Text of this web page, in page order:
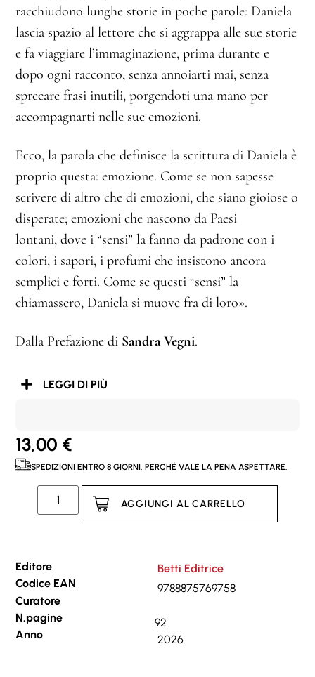
racchiudono lunghe storie in poche parole: Daniela
lascia spazio al lettore che si aggrappa alle sue storie
e fa viaggiare l’immaginazione, prima durante e
dopo ogni racconto, senza annoiarti mai, senza
sprecare frasi inutili, porgendoti una mano per
accompagnarti nelle sue emozioni.
Ecco, la parola che definisce la scrittura di Daniela è
proprio questa: emozione. Come se non sapesse
scrivere di altro che di emozioni, che siano gioiose o
disperate; emozioni che nascono da Paesi
lontani, dove i “sensi” la fanno da padrone con i
colori, i sapori, i profumi che insistono ancora
semplici e forti. Come se questi “sensi” la
chiamassero, Daniela si muove fra di loro».
Dalla Prefazione di Sandra Vegni.
LEGGI DI PIÙ
13,00 €
SPEDIZIONI ENTRO 8 GIORNI. PERCHÉ VALE LA PENA ASPETTARE.
AGGIUNGI AL CARRELLO
Editore
Betti Editrice
Codice EAN
9788875769758
Curatore
N.pagine
92
Anno
2026